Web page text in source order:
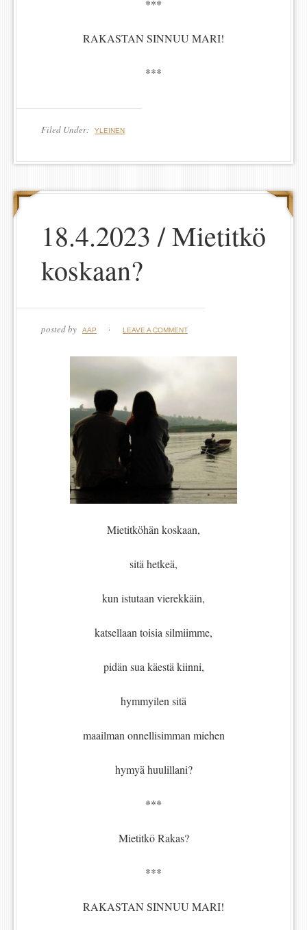
***
RAKASTAN SINNUU MARI!
***
Filed Under: YLEINEN
18.4.2023 / Mietitkö
koskaan?
posted by AAP LEAVE A COMMENT
Mietitköhän koskaan,
sitä hetkeä,
kun istutaan vierekkäin,
katsellaan toisia silmiimme,
pidän sua käestä kiinni,
hymmyilen sitä
maailman onnellisimman miehen
hymyä huulillani?
***
Mietitkö Rakas?
***
RAKASTAN SINNUU MARI!